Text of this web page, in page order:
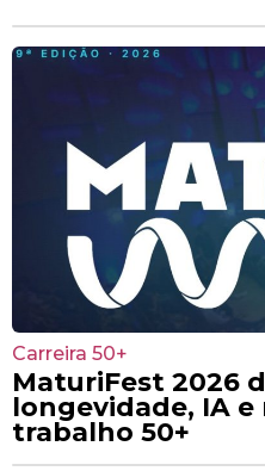
Carreira 50+
MaturiFest 2026
longevidade, IA
trabalho 50+